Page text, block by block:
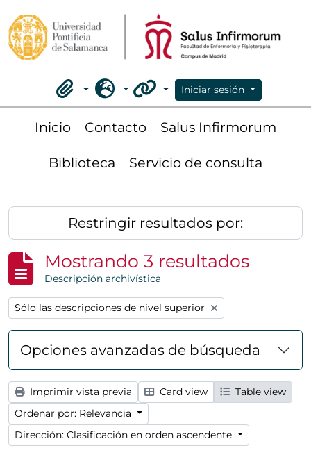
Portapapeles
Idioma Enlaces rápidos
Iniciar sesión
Inicio Contacto Salus Infirmorum
Biblioteca Servicio de consulta
Restringir resultados por:
Mostrando 3 resultados
Descripción archivística
Remove filter:
Sólo las descripciones de nivel superior
Opciones avanzadas de búsqueda
Imprimir vista previa Card view
Table view
Ordenar por: Relevancia
Dirección: Clasificación en orden ascendente